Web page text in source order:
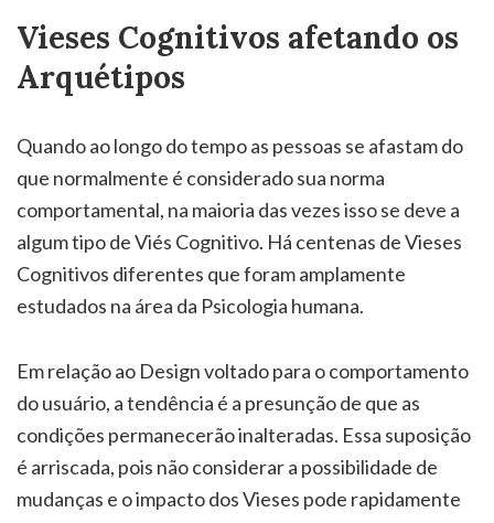
Vieses Cognitivos afetando os
Arquétipos
Quando ao longo do tempo as pessoas se afastam do
que normalmente é considerado sua norma
comportamental, na maioria das vezes isso se deve a
algum tipo de Viés Cognitivo. Há centenas de Vieses
Cognitivos diferentes que foram amplamente
estudados na área da Psicologia humana.
Em relação ao Design voltado para o comportamento
do usuário, a tendência é a presunção de que as
condições permanecerão inalteradas. Essa suposição
é arriscada, pois não considerar a possibilidade de
mudanças e o impacto dos Vieses pode rapidamente